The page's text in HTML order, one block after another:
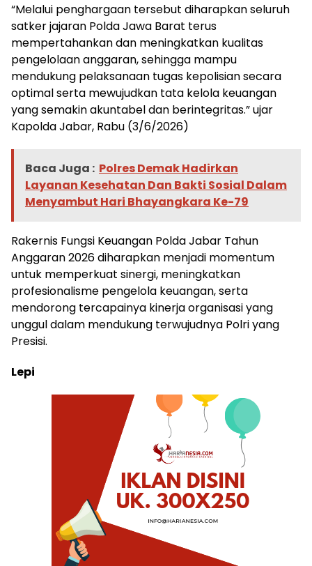
“‎Melalui penghargaan tersebut diharapkan seluruh
satker jajaran Polda Jawa Barat terus
mempertahankan dan meningkatkan kualitas
pengelolaan anggaran, sehingga mampu
mendukung pelaksanaan tugas kepolisian secara
optimal serta mewujudkan tata kelola keuangan
yang semakin akuntabel dan berintegritas.” ujar
Kapolda Jabar, Rabu (3/6/2026)
Baca Juga : Polres Demak Hadirkan
Layanan Kesehatan Dan Bakti Sosial Dalam
Menyambut Hari Bhayangkara Ke-79
‎Rakernis Fungsi Keuangan Polda Jabar Tahun
Anggaran 2026 diharapkan menjadi momentum
untuk memperkuat sinergi, meningkatkan
profesionalisme pengelola keuangan, serta
mendorong tercapainya kinerja organisasi yang
unggul dalam mendukung terwujudnya Polri yang
Presisi.
Lepi